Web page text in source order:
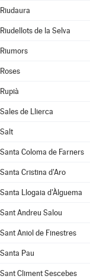
Riudaura
Riudellots de la Selva
Riumors
Roses
Rupià
Sales de Llierca
Salt
Santa Coloma de Farners
Santa Cristina d'Aro
Santa Llogaia d'Àlguema
Sant Andreu Salou
Sant Aniol de Finestres
Santa Pau
Sant Climent Sescebes